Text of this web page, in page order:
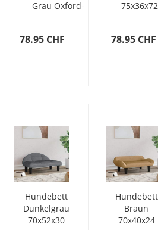
Grau Oxford-
78.95 CHF 78.95 CHF
Hundebett
Dunkelgrau
70x52x30
Hundebett
Braun
70x40x24